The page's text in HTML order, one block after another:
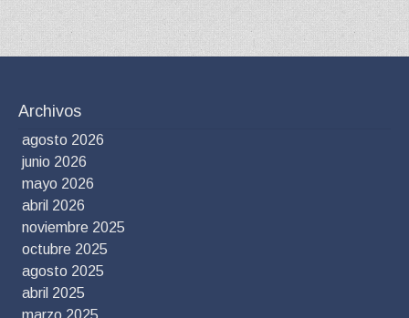
Archivos
agosto 2026
junio 2026
mayo 2026
abril 2026
noviembre 2025
octubre 2025
agosto 2025
abril 2025